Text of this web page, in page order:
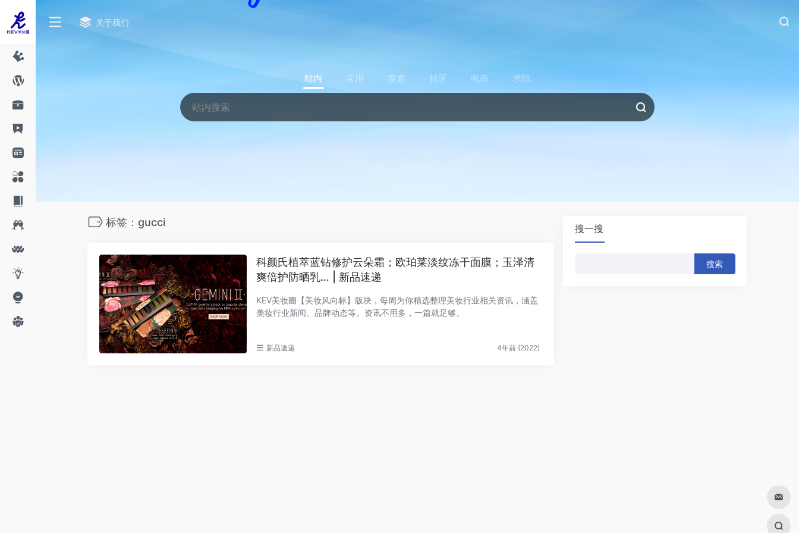
关于我们
站内 常用 搜索 社区 电商 求职
标签：gucci
科颜氏植萃蓝钻修护云朵霜；欧珀莱淡纹冻干面膜；玉泽清
爽倍护防晒乳… | 新品速递
KEV美妆圈【美妆风向标】版块，每周为你精选整理美妆行业相关资讯，涵盖
美妆行业新闻、品牌动态等。资讯不用多，一篇就足够。
新品速递 4年前 (2022)
搜一搜